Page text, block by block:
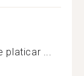
...